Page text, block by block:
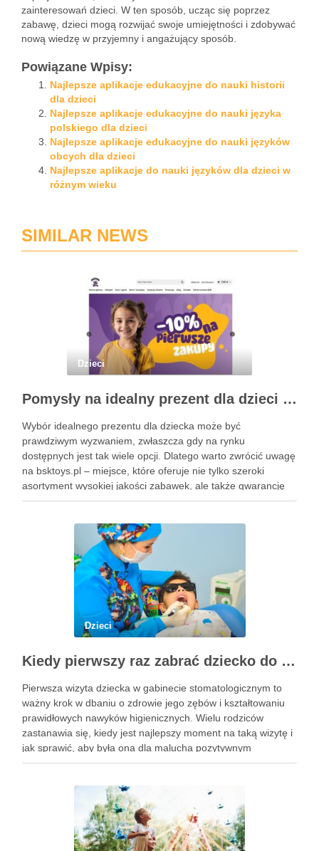
zainteresowań dzieci. W ten sposób, ucząc się poprzez
zabawę, dzieci mogą rozwijać swoje umiejętności i zdobywać
nową wiedzę w przyjemny i angażujący sposób.
Powiązane Wpisy:
Najlepsze aplikacje edukacyjne do nauki historii
dla dzieci
Najlepsze aplikacje edukacyjne do nauki języka
polskiego dla dzieci
Najlepsze aplikacje edukacyjne do nauki języków
obcych dla dzieci
Najlepsze aplikacje do nauki języków dla dzieci w
różnym wieku
SIMILAR NEWS
Dzieci
Pomysły na idealny prezent dla dzieci z BSKToys
Wybór idealnego prezentu dla dziecka może być
prawdziwym wyzwaniem, zwłaszcza gdy na rynku
dostępnych jest tak wiele opcji. Dlatego warto zwrócić uwagę
na bsktoys.pl – miejsce, które oferuje nie tylko szeroki
asortyment wysokiej jakości zabawek, ale także gwarancję
bezpieczeństwa i trwałości. Każdy rodzic pragnie, aby jego
Dzieci
Kiedy pierwszy raz zabrać dziecko do dentysty? Wskazówki dla rodziców
Pierwsza wizyta dziecka w gabinecie stomatologicznym to
ważny krok w dbaniu o zdrowie jego zębów i kształtowaniu
prawidłowych nawyków higienicznych. Wielu rodziców
zastanawia się, kiedy jest najlepszy moment na taką wizytę i
jak sprawić, aby była ona dla malucha pozytywnym
doświadczeniem. Na te pytania odpowiada doświadczony